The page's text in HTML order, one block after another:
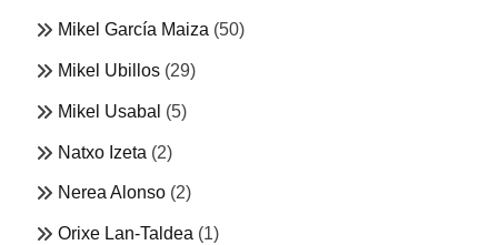
Mikel García Maiza (50)
Mikel Ubillos (29)
Mikel Usabal (5)
Natxo Izeta (2)
Nerea Alonso (2)
Orixe Lan-Taldea (1)